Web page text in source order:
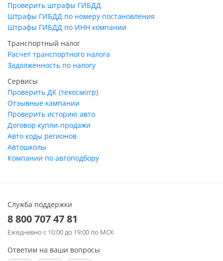
Проверить штрафы ГИБДД
Штрафы ГИБДД по номеру постановления
Штрафы ГИБДД по ИНН компании
Транспортный налог
Расчет транспортного налога
Задолженность по налогу
Сервисы
Проверить ДК (техосмотр)
Отзывные кампании
Проверить историю авто
Договор купли-продажи
Авто коды регионов
Автошколы
Компании по автоподбору
Служба поддержки
8 800 707 47 81
Ежедневно с 10:00 до 19:00 по МСК
Ответим на ваши вопросы